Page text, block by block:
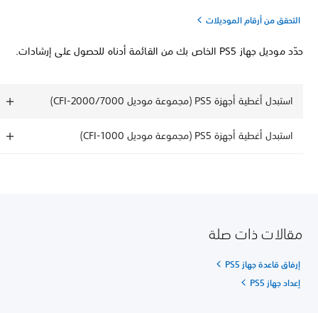
التحقق من أرقام الموديلات
حدّد موديل جهاز PS5 الخاص بك من القائمة أدناه للحصول على إرشادات.
استبدل أغطية أجهزة PS5 (مجموعة موديل CFI-2000/7000)
استبدل أغطية أجهزة PS5 (مجموعة موديل CFI-1000)
مقالات ذات صلة
إرفاق قاعدة جهاز PS5
إعداد جهاز PS5